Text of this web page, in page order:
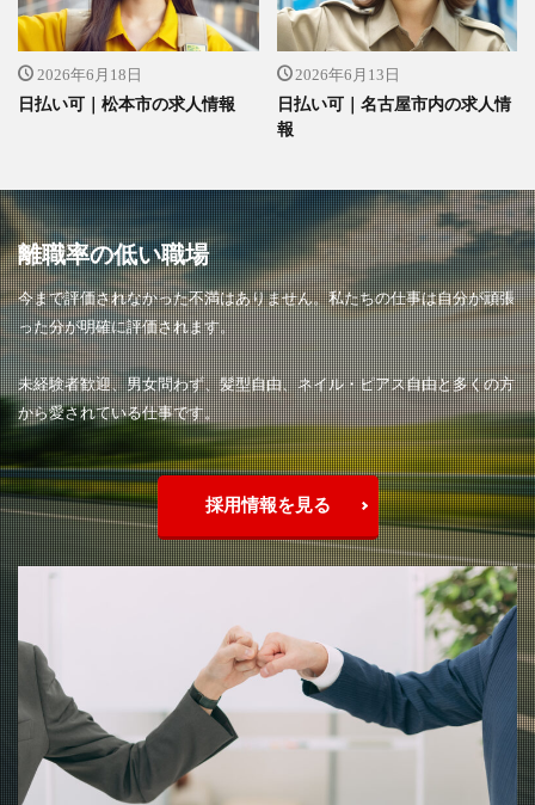
2026年6月18日
日払い可｜松本市の求人情報
2026年6月13日
日払い可｜名古屋市内の求人情
報
離職率の低い職場
今まで評価されなかった不満はありません。私たちの仕事は自分が頑張
った分が明確に評価されます。
未経験者歓迎、男女問わず、髪型自由、ネイル・ピアス自由と多くの方
から愛されている仕事です。
採用情報を見る